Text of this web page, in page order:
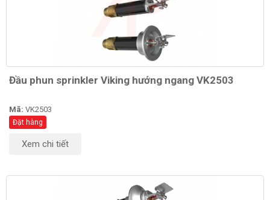
Đầu phun sprinkler Viking hướng ngang VK2503
Mã: VK2503
Đặt hàng
Xem chi tiết